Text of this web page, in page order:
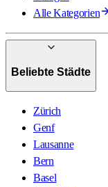
Alle Kategorien
Beliebte Städte
Zürich
Genf
Lausanne
Bern
Basel